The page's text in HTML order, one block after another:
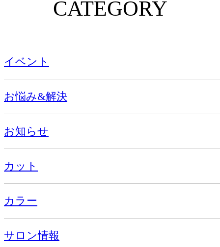
CATEGORY
イベント
お悩み&解決
お知らせ
カット
カラー
サロン情報